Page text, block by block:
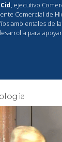
, ejecutivo
Comercial de
ambientales de
para